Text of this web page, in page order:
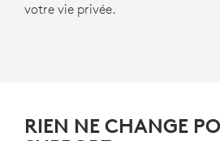
votre vie privée.
RIEN NE CHANGE